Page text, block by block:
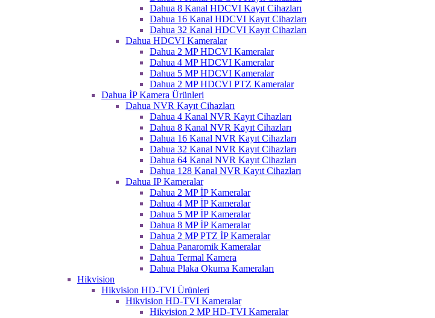
Dahua 8 Kanal HDCVI Kayıt Cihazları
Dahua 16 Kanal HDCVI Kayıt Cihazları
Dahua 32 Kanal HDCVI Kayıt Cihazları
Dahua HDCVI Kameralar
Dahua 2 MP HDCVI Kameralar
Dahua 4 MP HDCVI Kameralar
Dahua 5 MP HDCVI Kameralar
Dahua 2 MP HDCVI PTZ Kameralar
Dahua İP Kamera Ürünleri
Dahua NVR Kayıt Cihazları
Dahua 4 Kanal NVR Kayıt Cihazları
Dahua 8 Kanal NVR Kayıt Cihazları
Dahua 16 Kanal NVR Kayıt Cihazları
Dahua 32 Kanal NVR Kayıt Cihazları
Dahua 64 Kanal NVR Kayıt Cihazları
Dahua 128 Kanal NVR Kayıt Cihazları
Dahua IP Kameralar
Dahua 2 MP İP Kameralar
Dahua 4 MP İP Kameralar
Dahua 5 MP İP Kameralar
Dahua 8 MP İP Kameralar
Dahua 2 MP PTZ İP Kameralar
Dahua Panaromik Kameralar
Dahua Termal Kamera
Dahua Plaka Okuma Kameraları
Hikvision
Hikvision HD-TVI Ürünleri
Hikvision HD-TVI Kameralar
Hikvision 2 MP HD-TVI Kameralar